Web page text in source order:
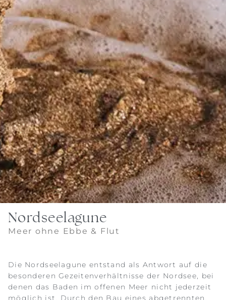
Nordseelagune
Meer ohne Ebbe & Flut
Die Nordseelagune entstand als Antwort auf die
besonderen Gezeitenverhältnisse der Nordsee, bei
denen das Baden im offenen Meer nicht jederzeit